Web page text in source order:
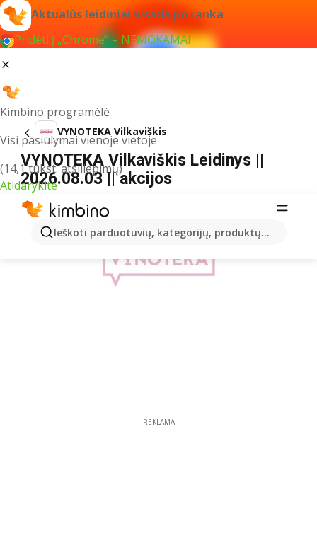
Aktualūs leidiniai visada po ranka
Pridėti į „Chrome“ – NEMOKAMAI
Kimbino programėlė
Visi pasiūlymai vienoje vietoje
(14,1 tūkst. atsiliepimų)
Atidarykite
Ieškoti parduotuvių, kategorijų, produktų...
VYNOTEKA Vilkaviškis
VYNOTEKA Vilkaviškis Leidinys ||
2026.08.03 || akcijos
REKLAMA